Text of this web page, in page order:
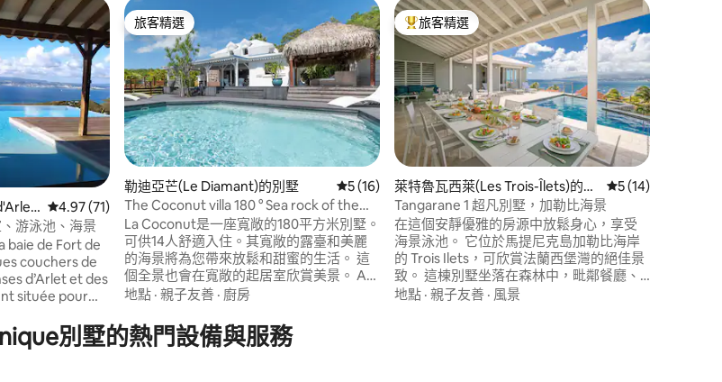
分 5 分）
從 71 則評價中獲得 4.97 的平均評分（滿分 5 分）
4.97 (71)
游泳池、海景
baie de Fort de
couchers de
située pour
de la
旅客精選
旅客精選
勒迪亞芒(Le Diamant)的別墅 從 16 則評價中獲得 5 的平均評分（滿分 5 分）
5 (16)
The Coconut villa 180 ° Sea rock of the
Diamond
La Coconut是一座寬敞的180平方米別墅。
可供14人舒適入住。其寬敞的露臺和美麗
的海景將為您帶來放鬆和甜蜜的生活。 這
個全景也會在寬敞的起居室欣賞美景。 Au
Diamant在一個安靜通風的時尚區域。 距
Handles d 'Arlet 10分鐘 6mx3m50的鹽泳
池，配有甲板（複合） ，您可以從這裡欣
地點 · 親子友善 · 廚房
旅客精選榜首
旅客精選
萊特魯瓦西萊(Les Trois-Îlets)的別
墅
從 14 則評價中獲
5 (14)
Tangarane 1 超凡別墅，加勒比海景
在這個安靜優雅的房源中放鬆身心，享受
海景泳池。 它位於馬提尼克島加勒比海岸
的 Trois Ilets，可欣賞法蘭西堡灣的絕佳景
致。 這棟別墅坐落在森林中，毗鄰餐廳、
商店和水上活動，位於一個封閉且安全的
地點 · 親子友善 · 風景
別墅的熱門設備與服務